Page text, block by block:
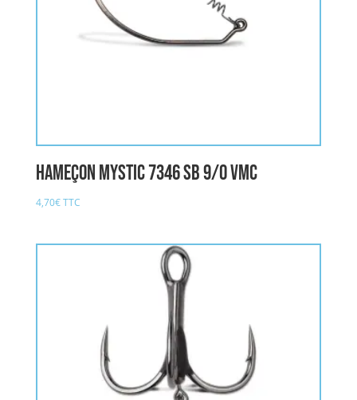
Hameçon MYSTIC 7346 SB 9/0 VMC
4,70€TTC